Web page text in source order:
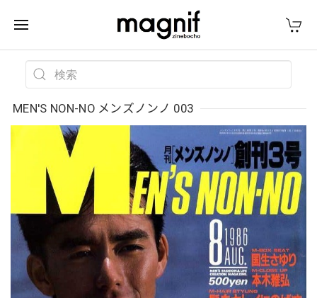
MEN'S NON-NO メンズノンノ 003